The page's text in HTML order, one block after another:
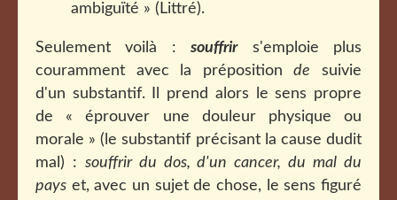
ambiguïté » (Littré).
Seulement voilà :souffrirs'emploie plus
couramment avec la prépositionde suivie
d'un substantif. Il prend alors le sens propre
de « éprouver une douleur physique ou
morale » (le substantif précisant la cause dudit
mal) : souffrir du dos, d'un cancer, du mal du
pays et, avec un sujet de chose, le sens figuré